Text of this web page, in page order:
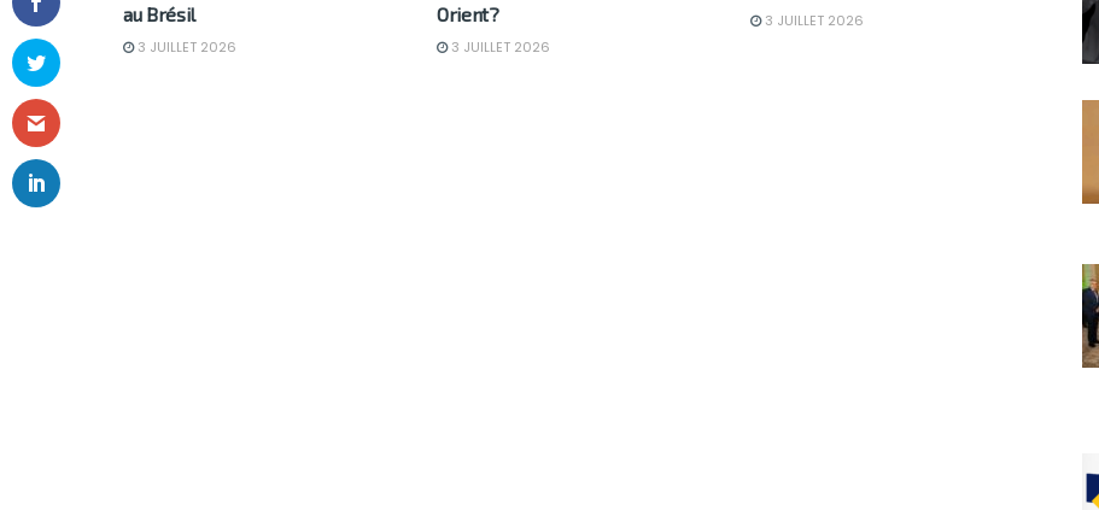
au Brésil
3 JUILLET 2026
Orient?
3 JUILLET 2026
3 JUILLET 2026